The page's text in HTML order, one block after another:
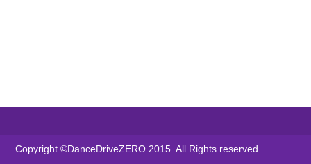
Copyright ©DanceDriveZERO 2015. All Rights reserved.